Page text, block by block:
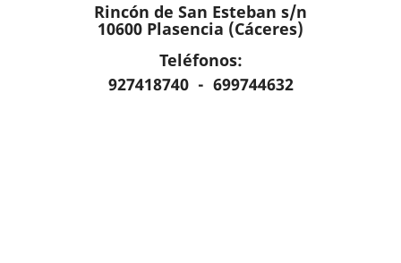
Rincón de San Esteban s/n
10600 Plasencia (Cáceres)
Teléfonos:
927418740 - 699744632